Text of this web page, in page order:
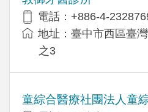
電話：+886-4-
地址：臺中市西區臺
之3
童綜合醫療社團法人童